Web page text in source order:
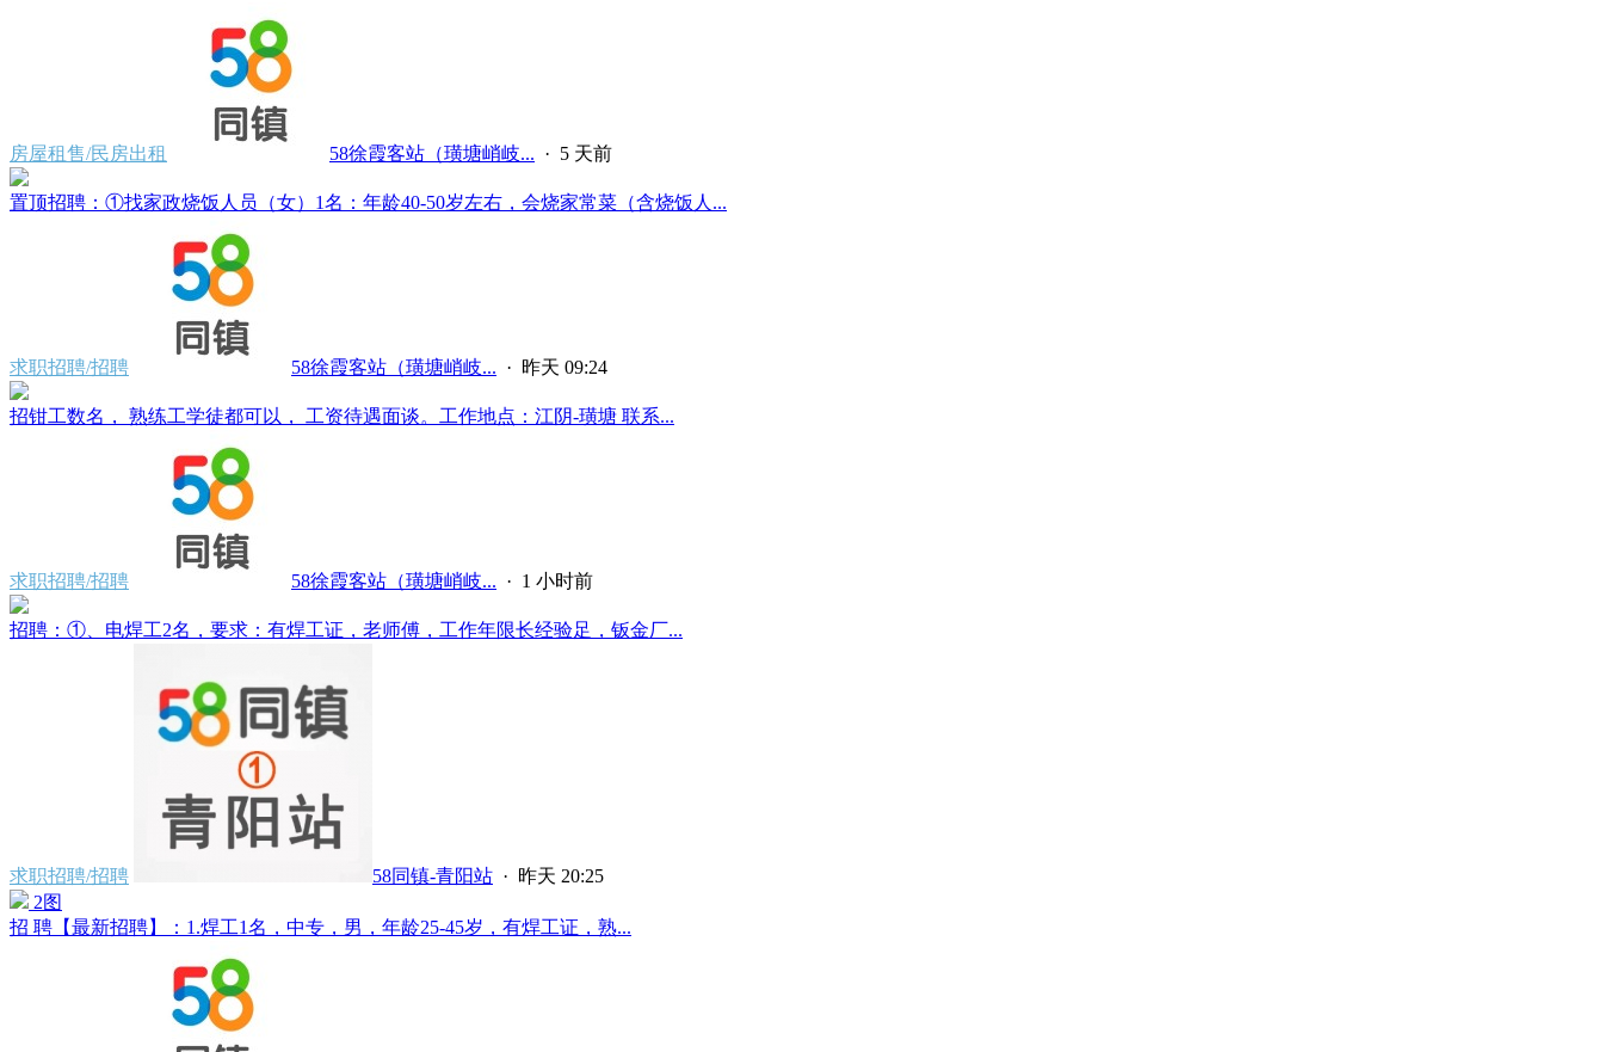
房屋租售/民房出租 58徐霞客站（璜塘峭岐... · 5 天前
置顶招聘：①找家政烧饭人员（女）1名：年龄40-50岁左右，会烧家常菜（含烧饭人...
求职招聘/招聘 58徐霞客站（璜塘峭岐... · 昨天 09:24
招钳工数名， 熟练工学徒都可以， 工资待遇面谈。工作地点：江阴-璜塘 联系...
求职招聘/招聘 58徐霞客站（璜塘峭岐... · 1 小时前
招聘：①、电焊工2名，要求：有焊工证，老师傅，工作年限长经验足，钣金厂...
求职招聘/招聘 58同镇-青阳站 · 昨天 20:25
2图
招 聘【最新招聘】：1.焊工1名，中专，男，年龄25-45岁，有焊工证，熟...